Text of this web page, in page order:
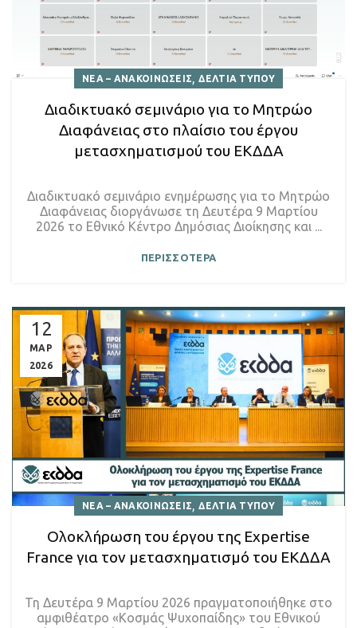
ΝΕΑ – ΑΝΑΚΟΙΝΩΣΕΙΣ,ΔΕΛΤΙΑ ΤΥΠΟΥ
Διαδικτυακό σεμινάριο για το Μητρώο
Διαφάνειας στο πλαίσιο του έργου
μετασχηματισμού του ΕΚΔΔΑ
Διαδικτυακό σεμινάριο ενημέρωσης για το Μητρώο
Διαφάνειας διοργάνωσε τη Δευτέρα 9 Μαρτίου
2026 το Εθνικό Κέντρο Δημόσιας Διοίκησης και ...
ΠΕΡΙΣΣΟΤΕΡΑ
12
ΜΑΡ
2026
ΝΕΑ – ΑΝΑΚΟΙΝΩΣΕΙΣ,ΔΕΛΤΙΑ ΤΥΠΟΥ
Ολοκλήρωση του έργου της Expertise
France για τον μετασχηματισμό του ΕΚΔΔΑ
Τη Δευτέρα 9 Μαρτίου 2026 πραγματοποιήθηκε στο
αμφιθέατρο «Κοσμάς Ψυχοπαίδης» του Εθνικού